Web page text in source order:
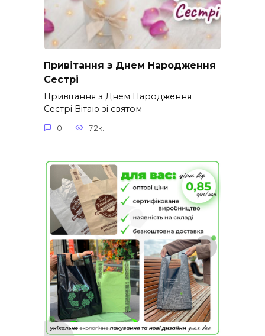
Привітання з Днем Народження
Сестрі
Привітання з Днем Народження
Сестрі Вітаю зі святом
0 7.2к.